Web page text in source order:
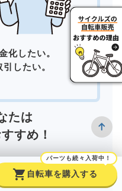
化したい。
したい。
たは
すめ！
shopping_cart
パーツも続々入荷中！
自転車を購入する